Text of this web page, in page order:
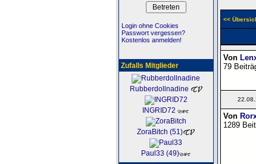
Login ohne Cookies
Passwort vergessen?
Kostenlos anmelden!
Zufalls Mitglieder
Rubberdollnadine
INGRID72
ZoraBitch (51)
Paul33 (49)
<<
Von
79
Von
1289